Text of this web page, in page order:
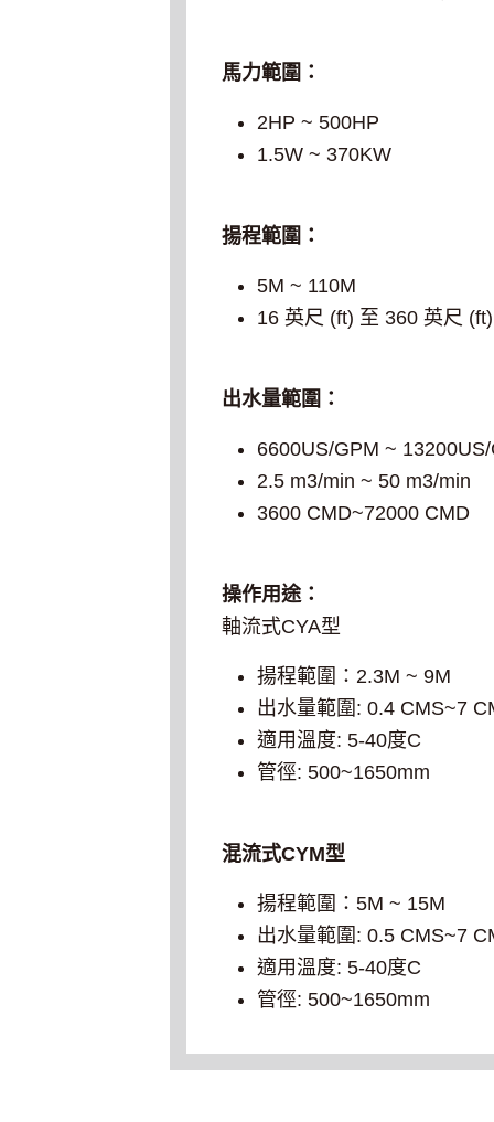
馬力範圍：
2HP ~ 500HP
1.5W ~ 370KW
揚程範圍：
5M ~ 110M
16 英尺 (ft) 至 360 英尺 (ft)
出水量範圍：
6600US/GPM ~
2.5 m3/min ~ 50 m3/min
3600 CMD~72000 CMD
操作用途：
軸流式CYA型
揚程範圍：2.3M ~ 9M
出水量範圍: 0.4 CMS~7
適用溫度: 5-40度C
管徑: 500~1650mm
混流式CYM型
揚程範圍：5M ~ 15M
出水量範圍: 0.5 CMS~7
適用溫度: 5-40度C
管徑: 500~1650mm